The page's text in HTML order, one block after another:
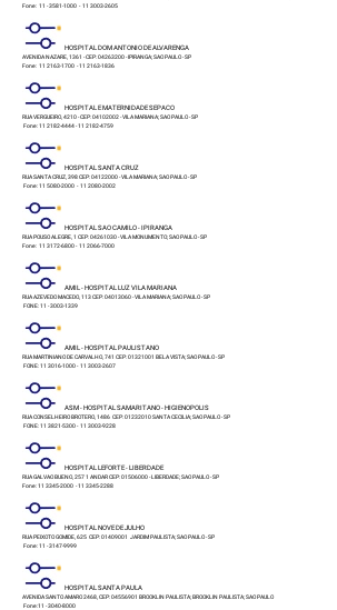
Fone: 11 - 3581-1000 - 11 3003-2605
HOSPITAL DOM ANTONIO DE ALVARENGA
AVENIDA NAZARE, 1361 - CEP: 04263200 - IPIRANGA; SAO PAULO - SP
Fone: 11 2163-1700 - 11 2163-1836
HOSPITAL E MATERNIDADE SEPACO
RUA VERGUEIRO, 4210 - CEP: 04102002 - VILA MARIANA; SAO PAULO - SP
Fone: 11 2182-4444 - 11 2182-4759
HOSPITAL SANTA CRUZ
RUA SANTA CRUZ, 398 CEP: 04122000 - VILA MARIANA; SAO PAULO - SP
Fone: 11 5080-2000 - 11 2080-2002
HOSPITAL SAO CAMILO - IPIRANGA
RUA POUSO ALEGRE, 1 CEP: 04261030 - VILA MONUMENTO; SAO PAULO - SP
Fone: 11 3172-6800 - 11 2066-7000
AMIL - HOSPITAL LUZ VILA MARIANA
RUA AZEVEDO MACEDO, 113 CEP: 04013060 - VILA MARIANA; SAO PAULO - SP
FONE: 11 - 3003-1339
AMIL - HOSPITAL PAULISTANO
RUA MARTINIANO DE CARVALHO, 741 CEP: 01321001 BELA VISTA; SAO PAULO - SP
FONE: 11 3016-1000 - 11 3003-2607
ASM - HOSPITAL SAMARITANO - HIGIENOPOLIS
RUA CONSELHEIRO BROTERO, 1486 CEP: 01232010 SANTA CECILIA; SAO PAULO - SP
FONE: 11 3821-5300 - 11 3003-9228
HOSPITAL LEFORTE - LIBERDADE
RUA GALVAO BUENO, 257 1 ANDAR CEP: 01506000 - LIBERDADE; SAO PAULO - SP
Fone: 11 3345-2000 - 11 3345-2288
HOSPITAL NOVE DE JULHO
RUA PEIXOTO GOMIDE, 625 CEP: 01409001 JARDIM PAULISTA; SAO PAULO - SP
Fone: 11 - 3147-9999
HOSPITAL SANTA PAULA
AVENIDA SANTO AMARO 2468, CEP: 04556901 BROOKLIN PAULISTA; BROOKLIN PAULISTA; SAO PAULO
Fone:11 - 3040-8000